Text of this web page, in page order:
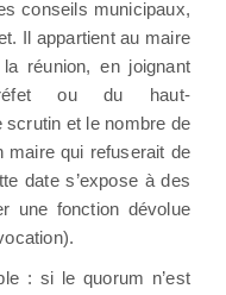
conseils municipaux,
Il appartient au maire
réunion, en joignant
ou du haut-
et le nombre de
maire qui refuserait de
date s’expose à des
une fonction dévolue
: si le quorum n’est